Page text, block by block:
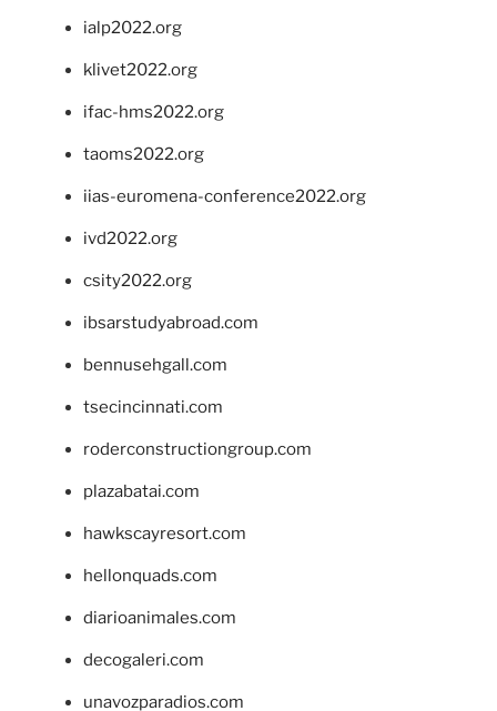
ialp2022.org
klivet2022.org
ifac-hms2022.org
taoms2022.org
iias-euromena-conference2022.org
ivd2022.org
csity2022.org
ibsarstudyabroad.com
bennusehgall.com
tsecincinnati.com
roderconstructiongroup.com
plazabatai.com
hawkscayresort.com
hellonquads.com
diarioanimales.com
decogaleri.com
unavozparadios.com